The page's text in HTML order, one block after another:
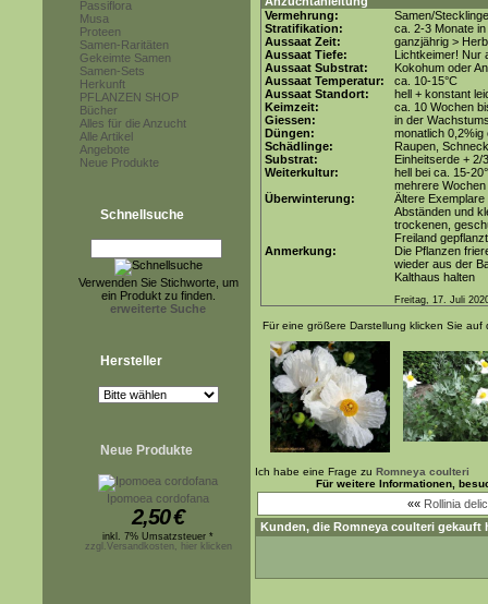
Passiflora
Musa
Proteen
Samen-Raritäten
Gekeimte Samen
Samen-Sets
Herkunft
PFLANZEN SHOP
Bücher
Alles für die Anzucht
Alle Artikel
Angebote
Neue Produkte
Schnellsuche
Verwenden Sie Stichworte, um
ein Produkt zu finden.
erweiterte Suche
Hersteller
Neue Produkte
Ipomoea cordofana
2,50€
inkl. 7% Umsatzsteuer *
zzgl.Versandkosten, hier klicken
Vermehrung:
Samen/
Stratifikation:
ca. 2-3 Monate
Aussaat Zeit:
ganzjährig >
Aussaat Tiefe:
Lichtkeimer! Nur
Aussaat Substrat:
Kokohum oder
Aussaat Temperatur:
ca. 10-15°C
Aussaat Standort:
hell + konstant
Keimzeit:
ca. 10 Wochen
Giessen:
in der
Düngen:
monatlich
Schädlinge:
Raupen,
Substrat:
Einheitserde + 2/
Weiterkultur:
hell bei ca. 15-
mehrere
Überwinterung:
Ältere
Abständen und
trockenen,
Freiland
Anmerkung:
Die Pflanzen
wieder aus der
Kalthaus halten
Freitag, 17. Juli
Für eine größere Darstellung klicken Sie auf
Ich habe eine Frage zu Romneya coulteri
Für weitere Informationen,
«« Rollinia
Kunden, die Romneya coulteri gekauft